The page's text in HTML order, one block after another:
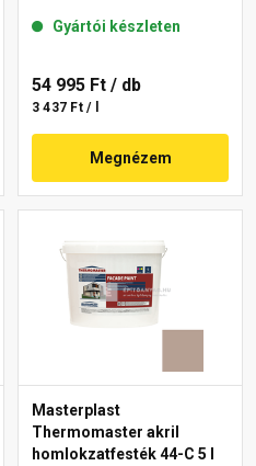
Gyártói készleten
54 995 Ft / db
3 437 Ft / l
Megnézem
Masterplast
Thermomaster akril
homlokzatfesték 44-C 5 l